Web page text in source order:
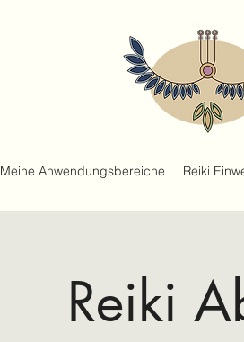
Meine Anwendungsbereiche Reiki
Reiki